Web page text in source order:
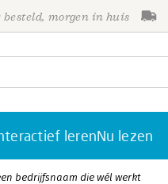
besteld, morgen in huis
lerenNu lezen
bedrijfsnaam die wél werkt